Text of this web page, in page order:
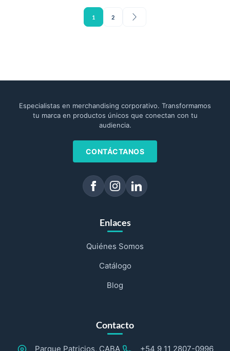
1 2
Especialistas en merchandising corporativo. Transformamos
tu marca en productos únicos que conectan con tu
audiencia.
CONTÁCTANOS
Enlaces
Quiénes Somos
Catálogo
Blog
Contacto
Parque Patricios, CABA +54 9 11 2807-0996